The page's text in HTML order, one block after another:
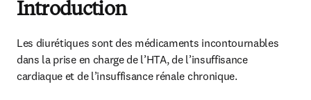
Introduction
Les diurétiques sont des médicaments incontournables
dans la prise en charge de l’HTA, de l’insuffisance
cardiaque et de l’insuffisance rénale chronique.